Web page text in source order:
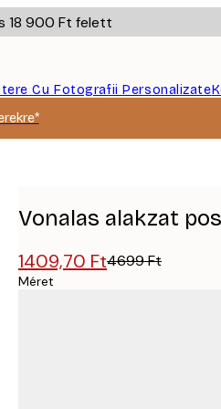
18 900 Ft felett
Cu Fotografii Personalizate
Vonalas alakzat
1409,70 Ft4699 Ft
Méret